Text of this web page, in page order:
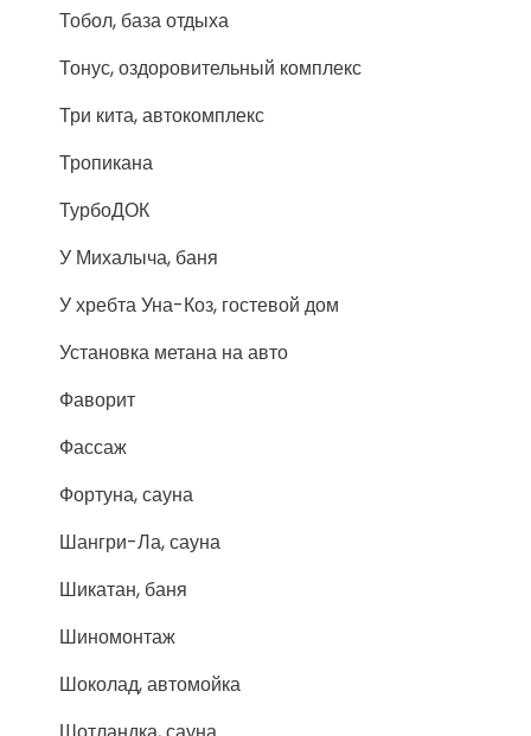
Тобол, база отдыха
Тонус, оздоровительный комплекс
Три кита, автокомплекс
Тропикана
ТурбоДОК
У Михалыча, баня
У хребта Уна-Коз, гостевой дом
Установка метана на авто
Фаворит
Фассаж
Фортуна, сауна
Шангри-Ла, сауна
Шикатан, баня
Шиномонтаж
Шоколад, автомойка